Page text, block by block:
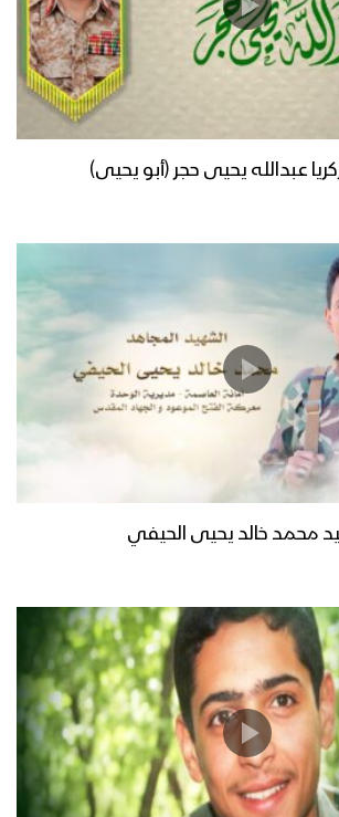
عبدالله يحيى حجر (أبو يحيى)
محمد خالد يحيى الحيفي